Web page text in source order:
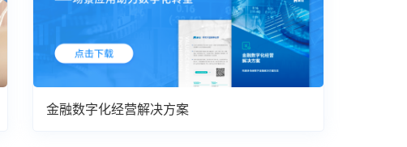
金融数字化经营解决方案